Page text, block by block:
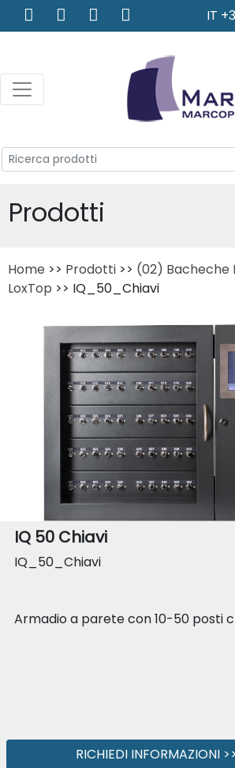
IT
Prodotti
Home >> Prodotti >> (02) Bacheche
LoxTop >> IQ_50_Chiavi
IQ 50 Chiavi
IQ_50_Chiavi
Armadio a parete con 10-50 posti
RICHIEDI INFORMAZIONI >>